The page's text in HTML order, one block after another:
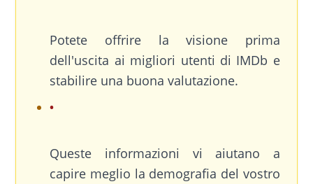
Potete offrire la visione prima
dell'uscita ai migliori utenti di IMDb e
stabilire una buona valutazione.
Queste informazioni vi aiutano a
capire meglio la demografia del vostro